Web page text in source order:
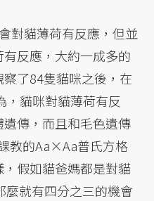
對貓薄荷有反應，但並
反應，大約一成多的
了84隻貓咪之後，在
，貓咪對貓薄荷有反
傳，而且和毛色遺傳
教的Aa×Aa普氏方格
假如貓爸媽都是對貓
麼就有四分之三的機會